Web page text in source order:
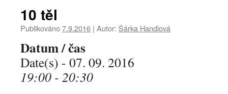
10 těl
Publikováno7.9.2016 | Autor: Šárka Handlová
Datum / čas
Date(s) - 07. 09. 2016
19:00 - 20:30